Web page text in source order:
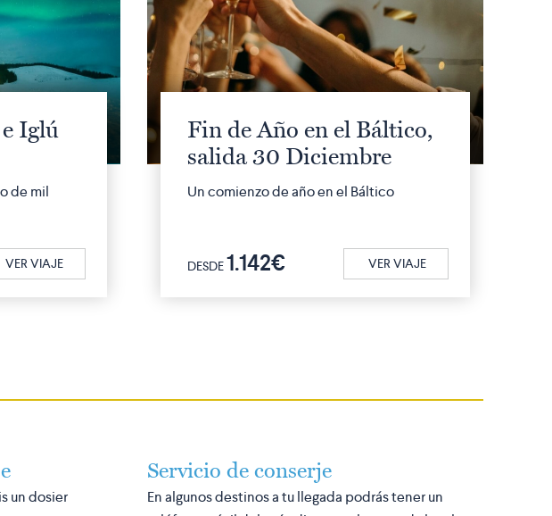
Iglú
de mil
VER VIAJE
Fin de Año en el Báltico,
salida 30 Diciembre
Un comienzo de año en el Báltico
DESDE1.142€ VER VIAJE
un dosier
Servicio de conserje
En algunos destinos a tu llegada podrás tener un